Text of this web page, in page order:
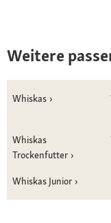
Weitere
Whiskas
Whiskas
Trockenfutter
Whiskas Junior